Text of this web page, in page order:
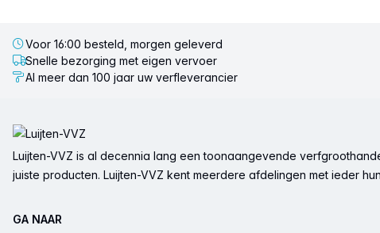
Voor 16:00 besteld, morgen geleverd
Snelle bezorging met eigen vervoer
Al meer dan 100 jaar uw verfleverancier
Luijten-VVZ is al decennia lang een toonaangevende
juiste producten. Luijten-VVZ kent meerdere afdelingen met ieder
GA NAAR